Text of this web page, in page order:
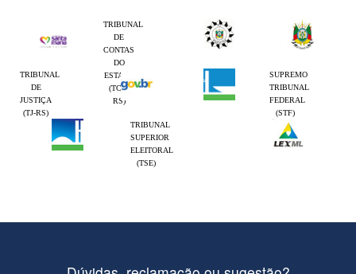
TRIBUNAL
DE
CONTAS
DO
ESTADO
(TCE-
RS)
TRIBUNAL
DE
JUSTIÇA
(TJ-RS)
SUPREMO
TRIBUNAL
FEDERAL
(STF)
TRIBUNAL
SUPERIOR
ELEITORAL
(TSE)